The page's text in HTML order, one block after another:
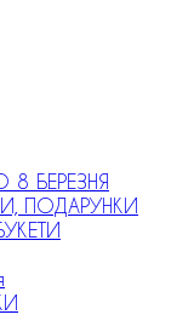
8 БЕРЕЗНЯ
ПОДАРУНКИ